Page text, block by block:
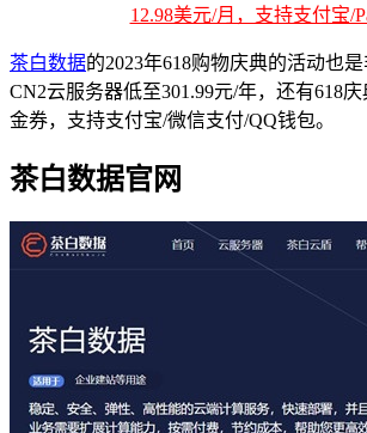
12.98美元/月，支持支付宝/
茶白数据的2023年618购物庆典的活动也
CN2云服务器低至301.99元/年，还有618
金券，支持支付宝/微信支付/QQ钱包。
茶白数据官网